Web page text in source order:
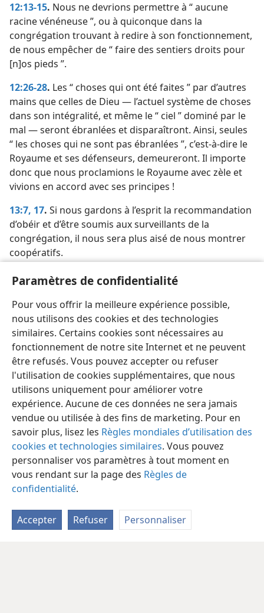
Paramètres de confidentialité
Pour vous offrir la meilleure expérience possible,
nous utilisons des cookies et des technologies
similaires. Certains cookies sont nécessaires au
fonctionnement de notre site Internet et ne peuvent
être refusés. Vous pouvez accepter ou refuser
l'utilisation de cookies supplémentaires, que nous
utilisons uniquement pour améliorer votre
expérience. Aucune de ces données ne sera jamais
vendue ou utilisée à des fins de marketing. Pour en
savoir plus, lisez les Règles mondiales d’utilisation des
cookies et technologies similaires. Vous pouvez
personnaliser vos paramètres à tout moment en
vous rendant sur la page des Règles de
confidentialité.
Accepter Refuser Personnaliser
12:13-15. Nous ne devrions permettre à “ aucune
racine vénéneuse ”, ou à quiconque dans la
congrégation trouvant à redire à son fonctionnement,
de nous empêcher de “ faire des sentiers droits pour
[n]os pieds ”.
12:26-28. Les “ choses qui ont été faites ” par d’autres
mains que celles de Dieu — l’actuel système de choses
dans son intégralité, et même le “ ciel ” dominé par le
mal — seront ébranlées et disparaîtront. Ainsi, seules
“ les choses qui ne sont pas ébranlées ”, c’est-à-dire le
Royaume et ses défenseurs, demeureront. Il importe
donc que nous proclamions le Royaume avec zèle et
vivions en accord avec ses principes !
13:7, 17. Si nous gardons à l’esprit la recommandation
d’obéir et d’être soumis aux surveillants de la
congrégation, il nous sera plus aisé de nous montrer
coopératifs.
[Note]
aVoir notrenuméro du 15 octobre 2007, pages 26-27